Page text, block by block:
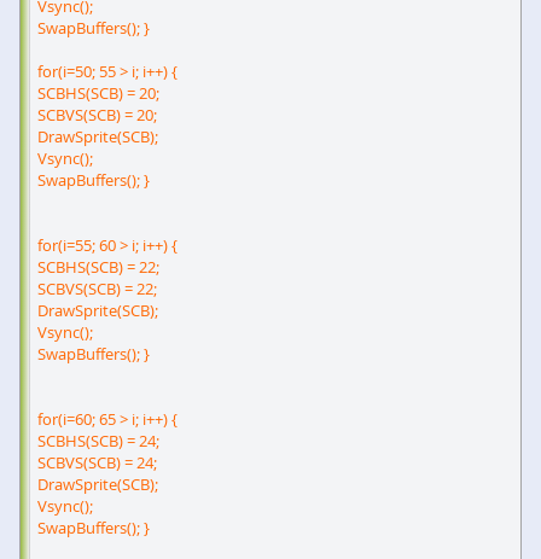
Vsync();
SwapBuffers(); }
for(i=50; 55 > i; i++) {
SCBHS(SCB) = 20;
SCBVS(SCB) = 20;
DrawSprite(SCB);
Vsync();
SwapBuffers(); }
for(i=55; 60 > i; i++) {
SCBHS(SCB) = 22;
SCBVS(SCB) = 22;
DrawSprite(SCB);
Vsync();
SwapBuffers(); }
for(i=60; 65 > i; i++) {
SCBHS(SCB) = 24;
SCBVS(SCB) = 24;
DrawSprite(SCB);
Vsync();
SwapBuffers(); }